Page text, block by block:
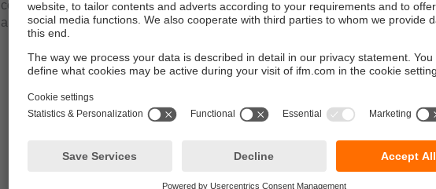
consommation totale de courant de toutes les E/S peut atteindre 1 A, ce qui
alimentation efficace des actionneurs externes.